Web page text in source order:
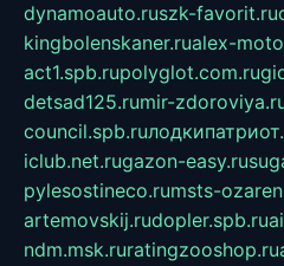
dynamoauto.ruszk-favorit.ru
kingbolenskaner.rualex-
act1.spb.rupolyglot.com.ru
detsad125.rumir-
council.spb.ru
iclub.net.rugazon-easy.ru
pylesostineco.rumsts-
artemovskij.rudopler.spb.ru
ndm.msk.ruratingzooshop.ru